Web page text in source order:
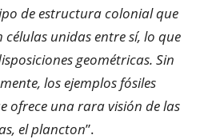
de estructura colonial que
unidas entre sí, lo que
geométricas. Sin
los ejemplos fósiles
ofrece una rara visión de las
el plancton”.